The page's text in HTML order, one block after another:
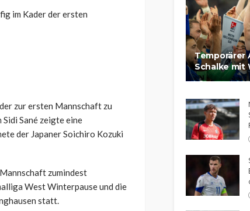
im Kader der ersten
zur ersten Mannschaft zu
Sané zeigte eine
der Japaner Soichiro Kozuki
zumindest
West Winterpause und die
statt.
Temporärer
Schalke mit